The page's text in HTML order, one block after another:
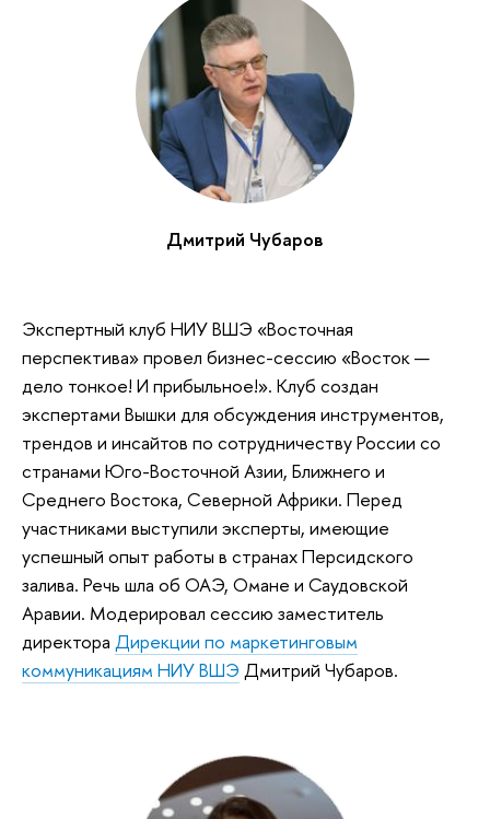
Дмитрий Чубаров
Экспертный клуб НИУ ВШЭ «Восточная
перспектива» провел бизнес-сессию «Восток —
дело тонкое! И прибыльное!». Клуб создан
экспертами Вышки для обсуждения инструментов,
трендов и инсайтов по сотрудничеству России со
странами Юго-Восточной Азии, Ближнего и
Среднего Востока, Северной Африки. Перед
участниками выступили эксперты, имеющие
успешный опыт работы в странах Персидского
залива. Речь шла об ОАЭ, Омане и Саудовской
Аравии. Модерировал сессию заместитель
директора Дирекции по маркетинговым
коммуникациям НИУ ВШЭ Дмитрий Чубаров.